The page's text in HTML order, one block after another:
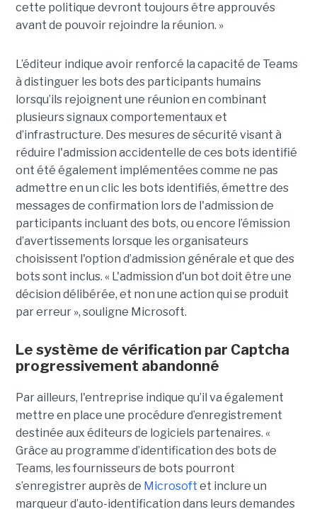
cette politique devront toujours être approuvés
avant de pouvoir rejoindre la réunion. »
L’éditeur indique avoir renforcé la capacité de Teams
à distinguer les bots des participants humains
lorsqu’ils rejoignent une réunion en combinant
plusieurs signaux comportementaux et
d’infrastructure. Des mesures de sécurité visant à
réduire l'admission accidentelle de ces bots identifié
ont été également implémentées comme ne pas
admettre en un clic les bots identifiés, émettre des
messages de confirmation lors de l'admission de
participants incluant des bots, ou encore l’émission
d’avertissements lorsque les organisateurs
choisissent l'option d’admission générale et que des
bots sont inclus. « L'admission d'un bot doit être une
décision délibérée, et non une action qui se produit
par erreur », souligne Microsoft.
Le système de vérification par Captcha
progressivement abandonné
Par ailleurs, l'entreprise indique qu’il va également
mettre en place une procédure d’enregistrement
destinée aux éditeurs de logiciels partenaires. «
Grâce au programme d’identification des bots de
Teams, les fournisseurs de bots pourront
s’enregistrer auprès de Microsoft et inclure un
marqueur d’auto-identification dans leurs demandes